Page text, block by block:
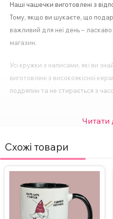
Наші чашечки виготовлені з
Тому, якщо ви шукаєте, що
важливий для неї день –
магазин.
Усі кружки з написами, які ви
виготовлені з високоякісної
подряпин та не стирається з
Компактний розмір – 330 мл.
Друк картинки з двох сторін.
Підходить для будь-яких напоїв –
Ідеальний подарунок для будь-
Схожі товари